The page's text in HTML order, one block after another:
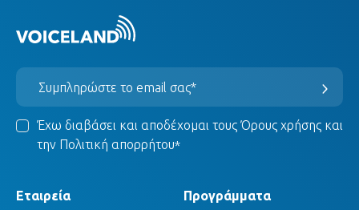
Έχω διαβάσει και αποδέχομαι τους Όρους χρήσης και
την Πολιτική απορρήτου*
Εταιρεία Προγράμματα